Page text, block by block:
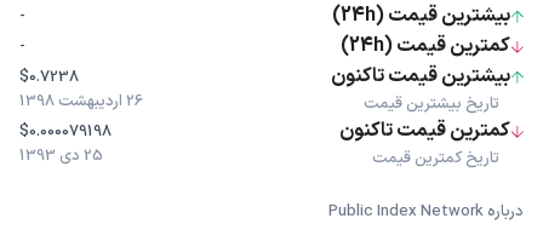
بیشترین قیمت (24h) -
کمترین قیمت (24h) -
بیشترین قیمت تاکنون
تاریخ بیشترین قیمت
$0.7238
26 اردیبهشت 1398
کمترین قیمت تاکنون
تاریخ کمترین قیمت
$0.000079198
25 دی 1393
درباره Public Index Network